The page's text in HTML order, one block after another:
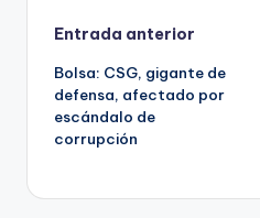
Navegación
de
entradas
Entrada anterior
Bolsa: CSG, gigante de
defensa, afectado por
escándalo de
corrupción